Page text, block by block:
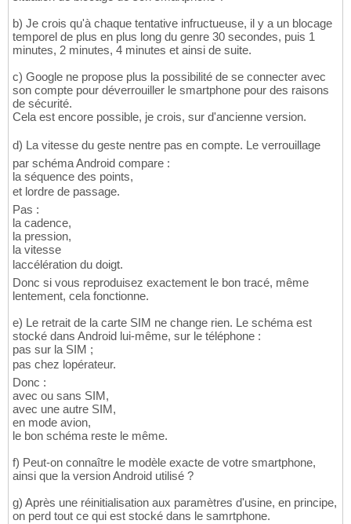
b) Je crois qu'à chaque tentative infructueuse, il y a un blocage
temporel de plus en plus long du genre 30 secondes, puis 1
minutes, 2 minutes, 4 minutes et ainsi de suite.
c) Google ne propose plus la possibilité de se connecter avec
son compte pour déverrouiller le smartphone pour des raisons
de sécurité.
Cela est encore possible, je crois, sur d'ancienne version.
d) La vitesse du geste nentre pas en compte. Le verrouillage
par schéma Android compare :
la séquence des points,
et lordre de passage.
Pas :
la cadence,
la pression,
la vitesse
laccélération du doigt.
Donc si vous reproduisez exactement le bon tracé, même
lentement, cela fonctionne.
e) Le retrait de la carte SIM ne change rien. Le schéma est
stocké dans Android lui-même, sur le téléphone :
pas sur la SIM ;
pas chez lopérateur.
Donc :
avec ou sans SIM,
avec une autre SIM,
en mode avion,
le bon schéma reste le même.
f) Peut-on connaître le modèle exacte de votre smartphone,
ainsi que la version Android utilisé ?
g) Après une réinitialisation aux paramètres d'usine, en principe,
on perd tout ce qui est stocké dans le samrtphone.